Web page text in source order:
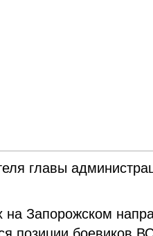
главы
Запорожском